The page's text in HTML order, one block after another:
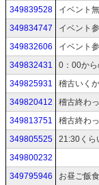
349839528
349834747
349832606
349832431
349825931
349820412
349813751
349805525
349800232
349795946